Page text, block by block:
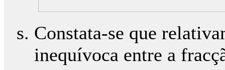
Constata-se que
inequívoca entre a